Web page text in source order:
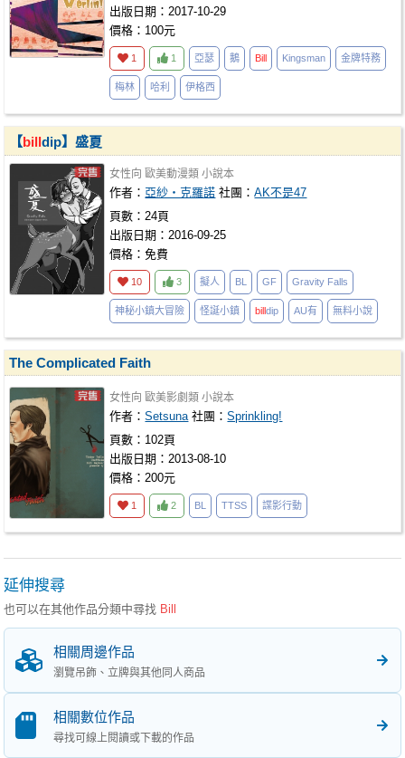
出版日期：2017-10-29
價格：100元
1 1 亞瑟 鵝 Bill Kingsman 金牌特務
梅林 哈利 伊格西
【billdip】盛夏
女性向 歐美動漫類 小說本
作者： 亞紗・克羅諾 社團：AK不是47
頁數：24頁
出版日期：2016-09-25
價格：免費
10 3 擬人 BL GF Gravity Falls
神秘小鎮大冒險 怪誕小鎮 billdip AU有 無料小說
The Complicated Faith
女性向 歐美影劇類 小說本
作者：Setsuna 社團：Sprinkling!
頁數：102頁
出版日期：2013-08-10
價格：200元
1 2 BL TTSS 諜影行動
延伸搜尋
也可以在其他作品分類中尋找 Bill
相關周邊作品
瀏覽吊飾、立牌與其他同人商品
相關數位作品
尋找可線上閱讀或下載的作品